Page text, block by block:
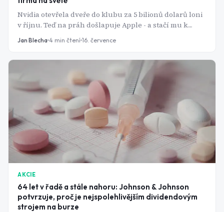
Nvidia otevřela dveře do klubu za 5 bilionů dolarů loni
v říjnu. Teď na práh došlapuje Apple - a stačí mu k
tomu překvapivě málo.
Jan Blecha 4 min čtení 16. července
AKCIE
64 let v řadě a stále nahoru: Johnson & Johnson
potvrzuje, proč je nejspolehlivějším dividendovým
strojem na burze